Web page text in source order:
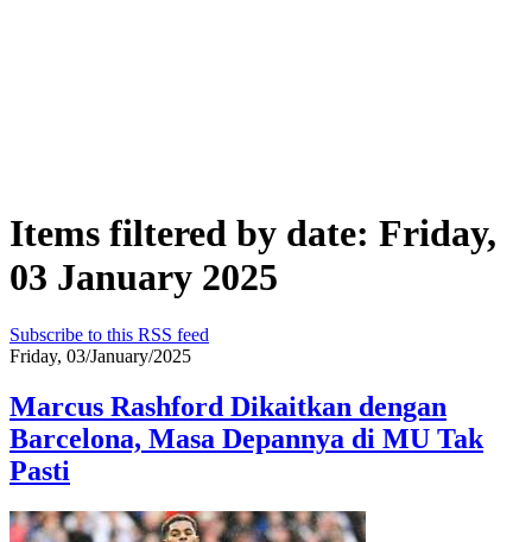
Items filtered by date: Friday,
03 January 2025
Subscribe to this RSS feed
Friday, 03/January/2025
Marcus Rashford Dikaitkan dengan
Barcelona, Masa Depannya di MU Tak
Pasti